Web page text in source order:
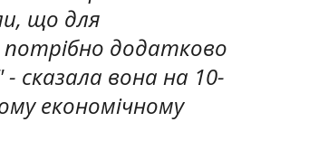
що для
потрібно додатково
- сказала вона на 10-
економічному